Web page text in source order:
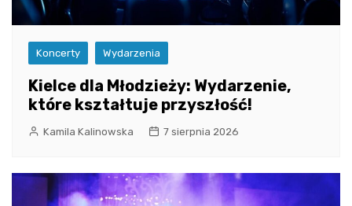
Koncerty Wydarzenia
Kielce dla Młodzieży: Wydarzenie,
które kształtuje przyszłość!
Kamila Kalinowska 7 sierpnia 2026